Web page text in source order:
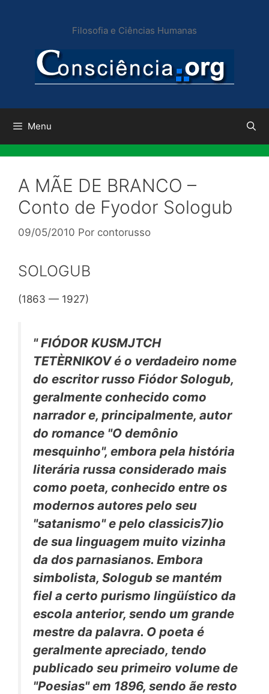
conteúdo
Filosofia e Ciências Humanas
Menu
A MÃE DE BRANCO –
Conto de Fyodor Sologub
09/05/2010 Por contorusso
SOLOGUB
(1863 — 1927)
" FIÓDOR KUSMJTCH
TETÈRNIKOV é o verdadeiro nome
do escritor russo Fiódor Sologub,
geralmente conhecido como
narrador e, principalmente, autor
do romance "O demônio
mesquinho", embora pela história
literária russa considerado mais
como poeta, conhecido entre os
modernos autores pelo seu
"satanismo" e pelo classicis7)io
de sua linguagem muito vizinha
da dos parnasianos. Embora
simbolista, Sologub se mantém
fiel a certo purismo lingüístico da
escola anterior, sendo um grande
mestre da palavra. O poeta é
geralmente apreciado, tendo
publicado seu primeiro volume de
"Poesias" em 1896, sendo ãe resto